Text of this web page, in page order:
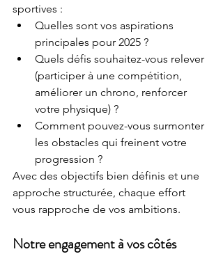
sportives :
Quelles sont vos aspirations
principales pour 2025 ?
Quels défis souhaitez-vous relever
(participer à une compétition,
améliorer un chrono, renforcer
votre physique) ?
Comment pouvez-vous surmonter
les obstacles qui freinent votre
progression ?
Avec des objectifs bien définis et une
approche structurée, chaque effort
vous rapproche de vos ambitions.
Notre engagement à vos côtés